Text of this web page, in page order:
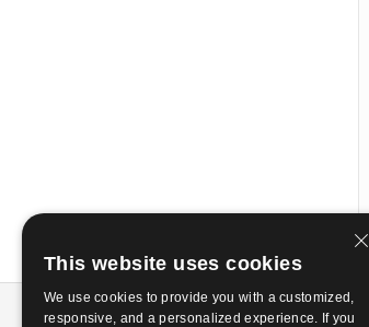
我々について
This website uses cookies
We use cookies to provide you with a customized,
responsive, and a personalized experience. If you